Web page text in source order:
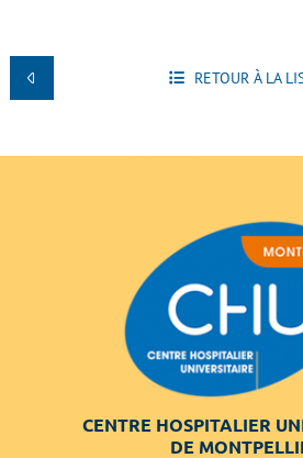
RETOUR À LA
CENTRE HOSPITALIER
DE